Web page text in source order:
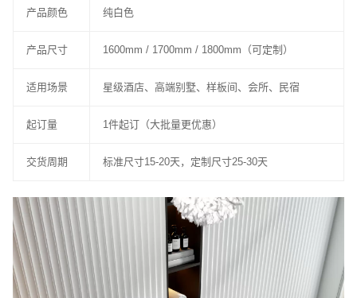
产品颜色 纯白色
产品尺寸 1600mm / 1700mm / 1800mm（可定制）
适用场景 星级酒店、高端别墅、样板间、会所、民宿
起订量 1件起订（大批量更优惠）
交货周期 标准尺寸15-20天，定制尺寸25-30天